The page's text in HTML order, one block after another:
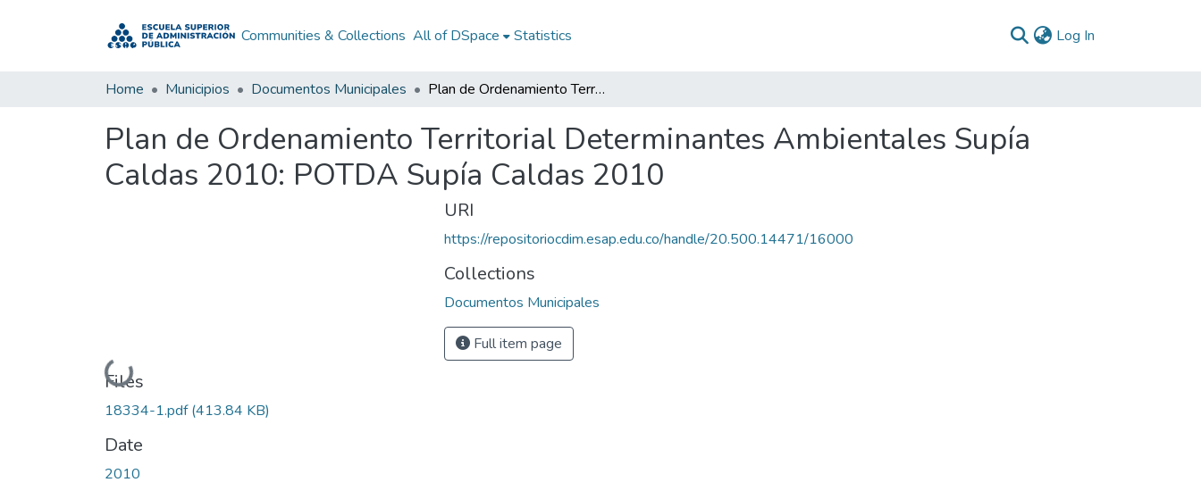
Communities & Collections All of DSpace Statistics Log In
Home Municipios Documentos Municipales Plan de Ordenamiento Territorial Determinantes Ambientales Supía Caldas 2010: POTDA Supía Caldas 2010
Plan de Ordenamiento Territorial Determinantes Ambientales Supía
Caldas 2010: POTDA Supía Caldas 2010
Loading...
Files
18334-1.pdf(413.84 KB)
Date
2010
URI
https://repositoriocdim.esap.edu.co/handle/20.500.14471/16000
Collections
Documentos Municipales
Full item page